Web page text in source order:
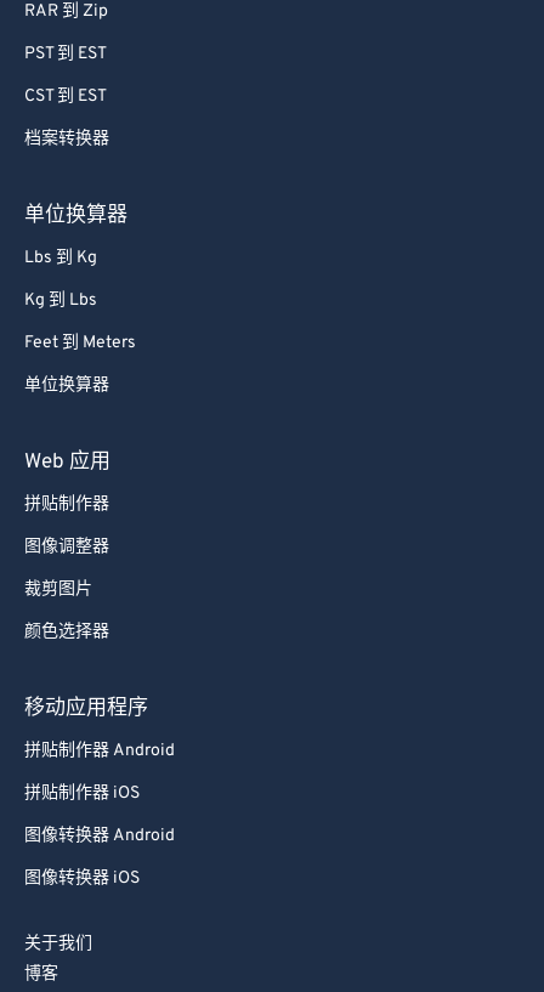
RAR 到 Zip
PST 到 EST
CST 到 EST
档案转换器
单位换算器
Lbs 到 Kg
Kg 到 Lbs
Feet 到 Meters
单位换算器
Web 应用
拼贴制作器
图像调整器
裁剪图片
颜色选择器
移动应用程序
拼贴制作器 Android
拼贴制作器 iOS
图像转换器 Android
图像转换器 iOS
关于我们
博客